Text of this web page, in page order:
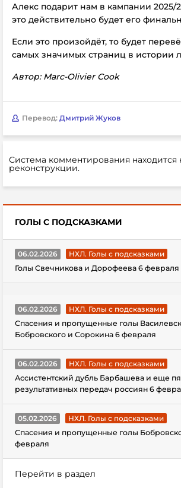
Алекс подарит нам в кампании 2025/
это действительно будет его
Если это произойдёт, то будет
самых значимых страниц в истории
Автор: Marc-Olivier Cook
Перевод: Дмитрий Жуков
Система комментирования находится
реконструкции.
ГОЛЫ С ПОДСКАЗКАМИ
06.02.2026
НХЛ. Голы с подсказками
Голы Свечникова и Дорофеева 6 февраля
06.02.2026
НХЛ. Голы с подсказками
Спасения и пропущенные голы
Бобровского и Сорокина 6 февраля
06.02.2026
НХЛ. Голы с подсказками
Ассистентский дубль Барбашева и еще
результативных передач россиян 6
05.02.2026
НХЛ. Голы с подсказками
Спасения и пропущенные голы
февраля
Перейти в раздел